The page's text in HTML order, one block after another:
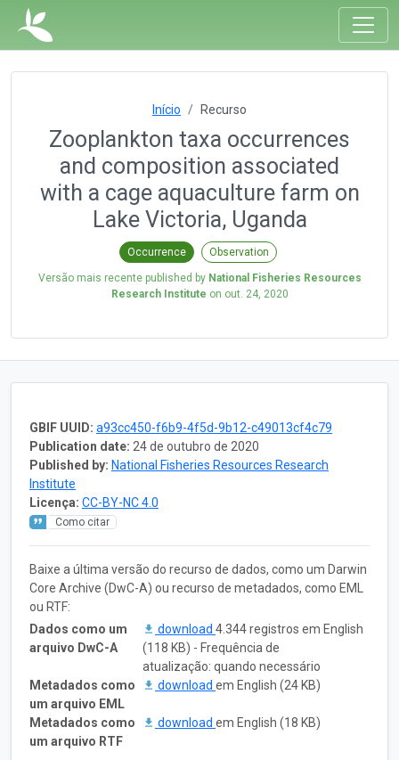
Início Recurso
Zooplankton taxa occurrences
and composition associated
with a cage aquaculture farm on
Lake Victoria, Uganda
Occurrence Observation
Versão mais recente published by National Fisheries Resources
Research Institute on out. 24, 2020
GBIF UUID: a93cc450-f6b9-4f5d-9b12-c49013cf4c79
Publication date: 24 de outubro de 2020
Published by: National Fisheries Resources Research
Institute
Licença: CC-BY-NC 4.0
Como citar
Baixe a última versão do recurso de dados, como um Darwin
Core Archive (DwC-A) ou recurso de metadados, como EML
ou RTF:
Dados como um
arquivo DwC-A
download 4.344 registros em English
(118 KB) - Frequência de
atualização: quando necessário
Metadados como
um arquivo EML
download em English (24 KB)
Metadados como
um arquivo RTF
download em English (18 KB)